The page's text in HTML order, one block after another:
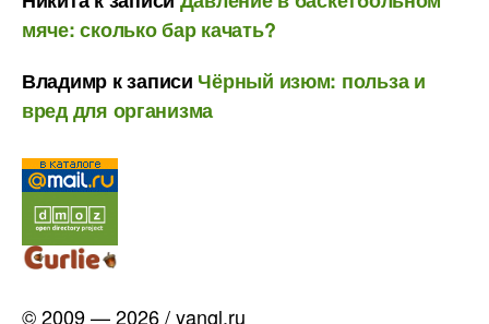
мяче: сколько бар качать?
Владимр к записи Чёрный изюм: польза и
вред для организма
© 2009 — 2026 / yangl.ru